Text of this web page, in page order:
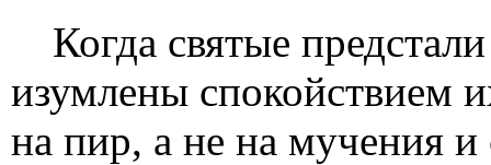
Когда святые
изумлены спокойствием
на пир, а не на мучения